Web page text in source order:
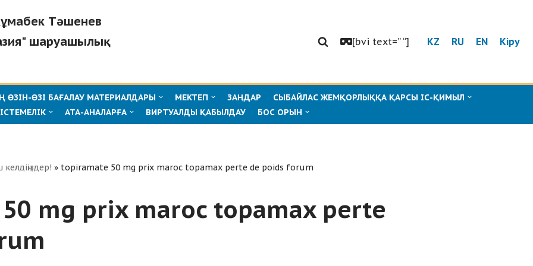
Тәшенев
шаруашылық
[bvi text=” “] KZ RU EN Кіру
ӨЗІ БАҒАЛАУ МАТЕРИАЛДАРЫ МЕКТЕП ЗАҢДАР
СЫБАЙЛАС ЖЕМҚОРЛЫҚҚА ҚАРСЫ ІС-ҚИМЫЛ
АТА-АНАЛАРҒА ВИРТУАЛДЫ ҚАБЫЛДАУ БОС ОРЫН
келдіңіздер! » topiramate 50 mg prix maroc topamax perte de poids forum
mg prix maroc topamax perte